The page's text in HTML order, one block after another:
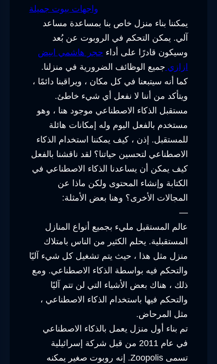
واجهات بيوت جميلة
يمكننا بناء منزل خاص بنا بمساعدة مساعد
آلي. يمكن التحكم في الروبوت عن بُعد
وسيكون قادرًا على أداء حجر هاشمي ابيض
ازازي جميع الوظائف الضرورية في منزلنا.
كما أنه سيتبعنا في كل مكان ، ويراقبنا دائمًا ،
ويتأكد من أننا لا نفعل أي شيء خاطئ.
مستقبل الذكاء الاصطناعي موجود هنا ، وهو
مستخدم بالفعل اليوم وله إمكانات هائلة
للمستقبل. إذن ، كيف يمكننا استخدام الذكاء
الاصطناعي لتحسين حياتنا؟ لقد ناقشنا بالفعل
كيف يمكن أن يساعدنا الذكاء الاصطناعي في
الكتابة وإنشاء المحتوى ولكن ماذا عن
المجالات الأخرى؟ وهنا بعض الأمثلة:
—
عالم المستقبل مليء بجميع أنواع المنازل
المستقبلية. يحلم الكثير من الناس بامتلاك
منزل مثل هذا ، حيث يتم تشغيل كل شيء آليًا
والتحكم فيه بواسطة الذكاء الاصطناعي. ومع
ذلك ، هناك بعض الأشياء التي لن تتم آليًا
والتحكم فيها باستخدام الذكاء الاصطناعي ،
مثل المرحاض.
تم بناء أول منزل يعمل بالذكاء الاصطناعي
في عام 2011 من قبل شركة إسرائيلية
تسمى Zoopolis. إنه روبوت صغير يمكنه